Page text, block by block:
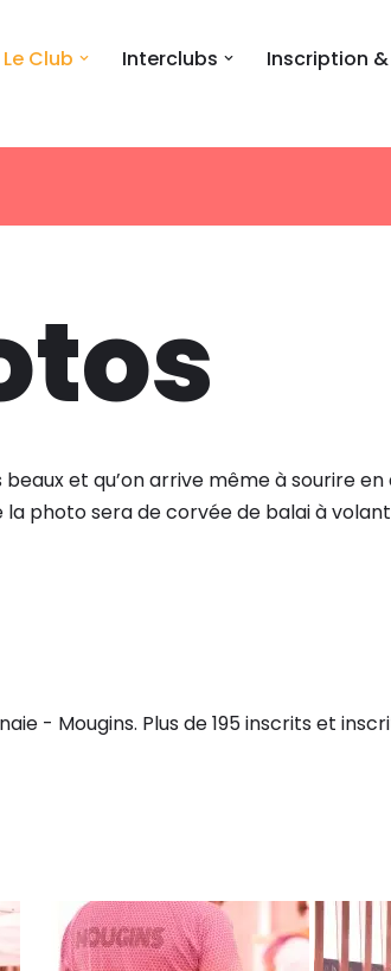
Le Club Interclubs Inscription
et qu’on arrive même à sourire
photo sera de corvée de balai à
- Mougins. Plus de 195 inscrits et